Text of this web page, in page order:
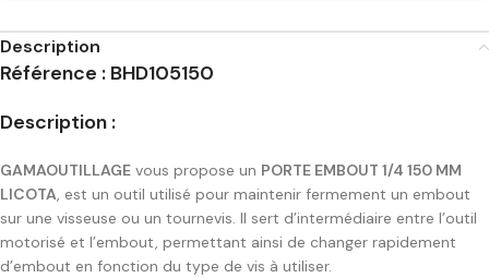
Description
Référence : BHD105150
Description :
GAMAOUTILLAGE vous propose un PORTE EMBOUT 1/4 150 MM
LICOTA, est un outil utilisé pour maintenir fermement un embout
sur une visseuse ou un tournevis. Il sert d’intermédiaire entre l’outil
motorisé et l’embout, permettant ainsi de changer rapidement
d’embout en fonction du type de vis à utiliser.